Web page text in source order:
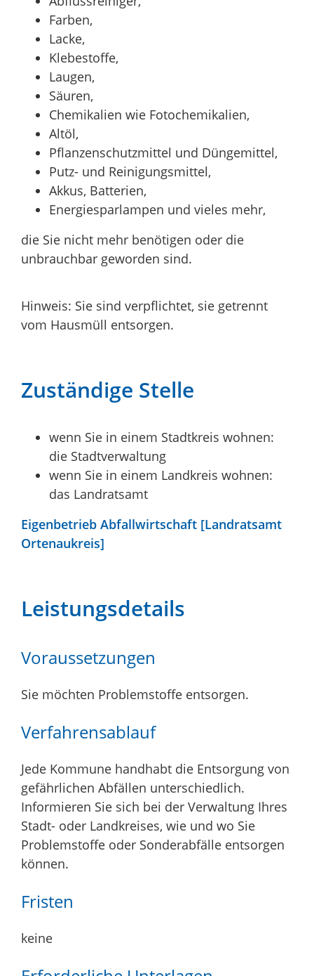
Farben,
Lacke,
Klebestoffe,
Laugen,
Säuren,
Chemikalien wie Fotochemikalien,
Altöl,
Pflanzenschutzmittel und Düngemittel,
Putz- und Reinigungsmittel,
Akkus, Batterien,
Energiesparlampen und vieles mehr,
die Sie nicht mehr benötigen oder die
unbrauchbar geworden sind.
Hinweis: Sie sind verpflichtet, sie getrennt
vom Hausmüll entsorgen.
Zuständige Stelle
wenn Sie in einem Stadtkreis wohnen:
die Stadtverwaltung
wenn Sie in einem Landkreis wohnen:
das Landratsamt
Eigenbetrieb Abfallwirtschaft [Landratsamt
Ortenaukreis]
Leistungsdetails
Voraussetzungen
Sie möchten Problemstoffe entsorgen.
Verfahrensablauf
Jede Kommune handhabt die Entsorgung von
gefährlichen Abfällen unterschiedlich.
Informieren Sie sich bei der Verwaltung Ihres
Stadt- oder Landkreises, wie und wo Sie
Problemstoffe oder Sonderabfälle entsorgen
können.
Fristen
keine